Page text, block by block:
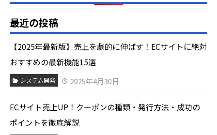
最近の投稿
【2025年最新版】売上を劇的に伸ばす！ECサイトに絶対
おすすめの最新機能15選
システム開発 2025年4月30日
ECサイト売上UP！クーポンの種類・発行方法・成功の
ポイントを徹底解説